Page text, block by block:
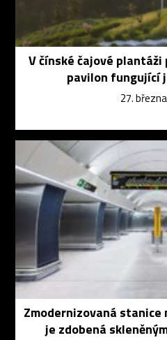
V čínské čajové
pavilon fungující
27.
Zmodernizovaná stanice
je zdobená